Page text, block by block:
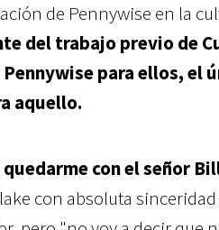
de Pennywise en la
del trabajo previo de
para ellos, el
aquello.
quedarme con el señor
con absoluta